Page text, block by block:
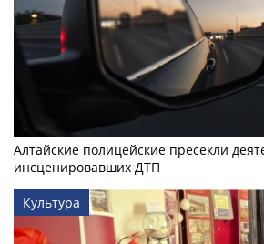
Алтайские полицейские пресекли
инсценировавших ДТП
Культура